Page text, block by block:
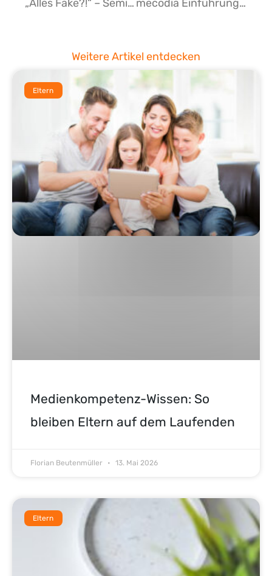
„Alles Fake?!“ – Seminare zur Informationskompetenz für Stipendiaten der START-Stiftung mecodia Einführungs-Workshops in Zoom-Meetings und Zoom-Webinare
Weitere Artikel entdecken
Eltern
Medienkompetenz-Wissen: So
bleiben Eltern auf dem Laufenden
Florian Beutenmüller 13. Mai 2026
Eltern